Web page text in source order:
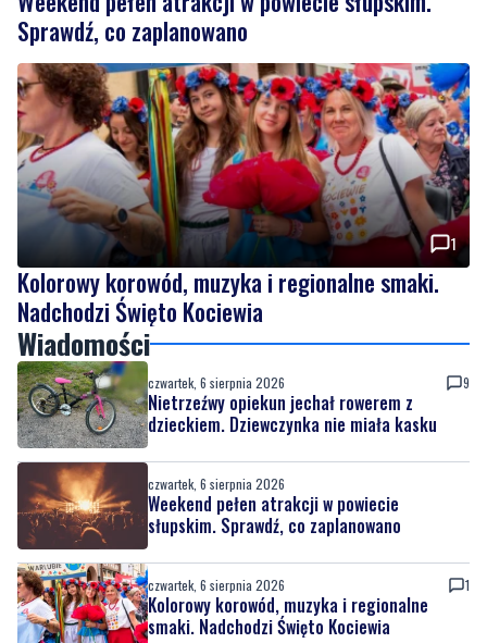
Weekend pełen atrakcji w powiecie słupskim.
Sprawdź, co zaplanowano
Kolorowy korowód, muzyka i regionalne smaki.
Nadchodzi Święto Kociewia
Wiadomości
czwartek, 6 sierpnia 2026 9
Nietrzeźwy opiekun jechał rowerem z
dzieckiem. Dziewczynka nie miała kasku
czwartek, 6 sierpnia 2026
Weekend pełen atrakcji w powiecie
słupskim. Sprawdź, co zaplanowano